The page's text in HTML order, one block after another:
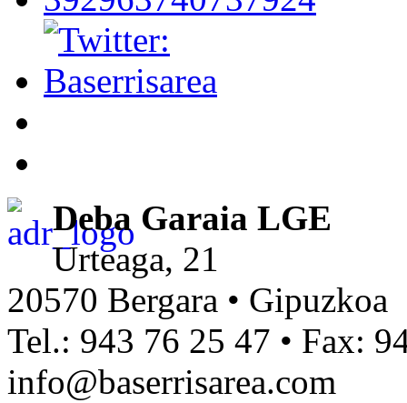
Deba Garaia LGE
Urteaga, 21
20570 Bergara • Gipuzkoa
Tel.: 943 76 25 47 • Fax:
info@baserrisarea.com